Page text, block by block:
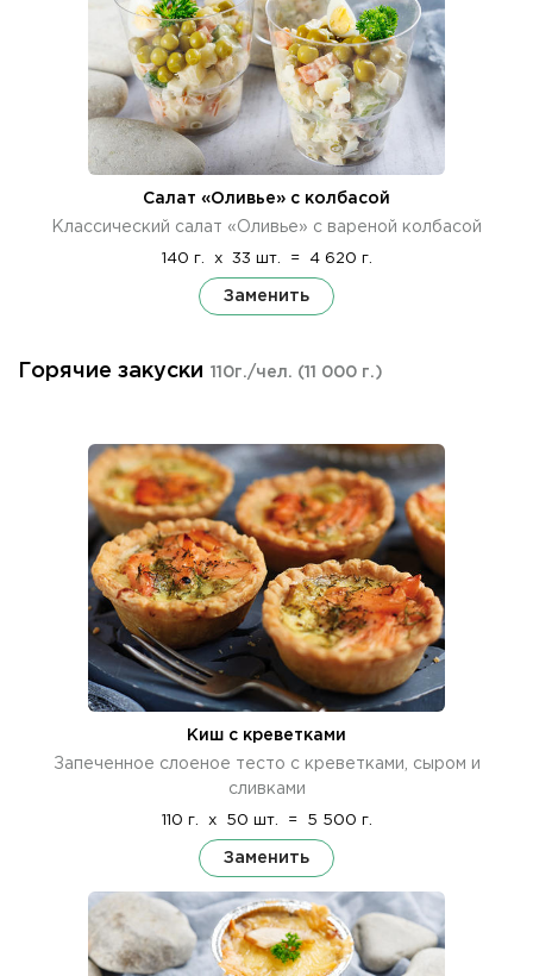
Салат «Оливье» с колбасой
Классический салат «Оливье» с вареной колбасой
140 г. x 33 шт. = 4 620 г.
Заменить
Горячие закуски 110г./чел. (11 000 г.)
Киш с креветками
Запеченное слоеное тесто с креветками, сыром и
сливками
110 г. x 50 шт. = 5 500 г.
Заменить